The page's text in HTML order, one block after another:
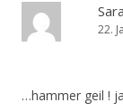
Sara
22.
…hammer geil !